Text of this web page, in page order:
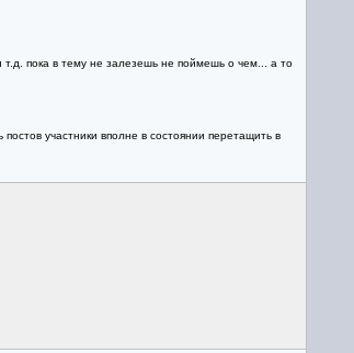
пока в тему не залезешь не поймешь о чем... а то
участники вполне в состоянии перетащить в